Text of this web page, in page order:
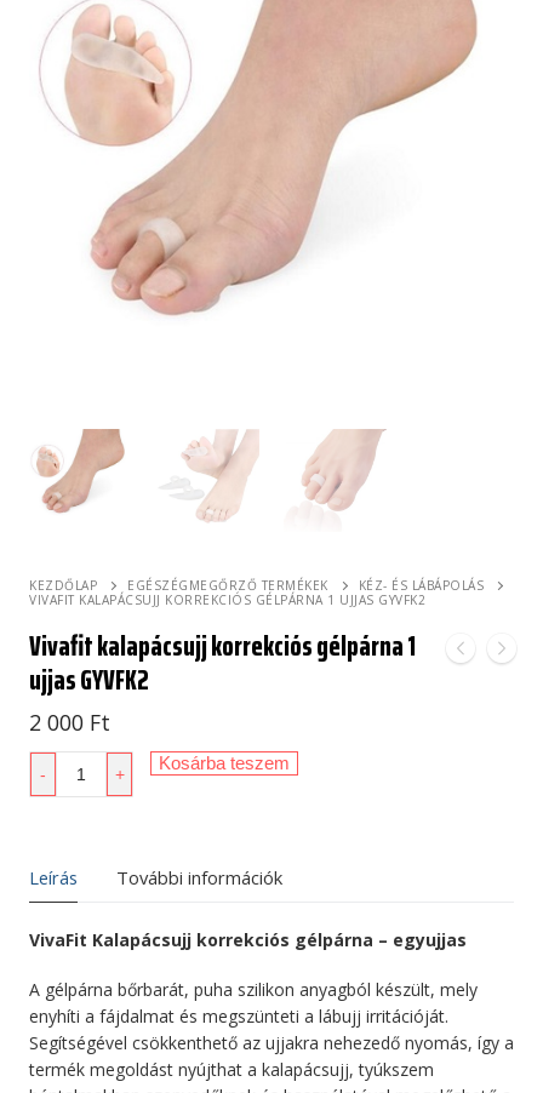
KEZDŐLAP EGÉSZÉGMEGŐRZŐ TERMÉKEK
KÉZ- ÉS LÁBÁPOLÁS
VIVAFIT KALAPÁCSUJJ KORREKCIÓS GÉLPÁRNA 1 UJJAS GYVFK2
Vivafit kalapácsujj korrekciós gélpárna 1
ujjas GYVFK2
2 000 Ft
kalapácsujj
1
ujjas
mennyiség
- +
Kosárba teszem
Leírás További információk
VivaFit Kalapácsujj korrekciós gélpárna – egyujjas
A gélpárna bőrbarát, puha szilikon anyagból készült, mely
enyhíti a fájdalmat és megszünteti a lábujj irritációját.
Segítségével csökkenthető az ujjakra nehezedő nyomás, így a
termék megoldást nyújthat a kalapácsujj, tyúkszem